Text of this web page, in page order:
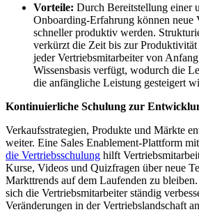
Vorteile: Durch Bereitstellung einer
Onboarding-Erfahrung können neue
schneller produktiv werden.
verkürzt die Zeit bis zur Produktivität
jeder Vertriebsmitarbeiter von
Wissensbasis verfügt, wodurch die
die anfängliche Leistung gesteigert
Kontinuierliche Schulung zur
Verkaufsstrategien, Produkte und Märkte
weiter. Eine Sales Enablement-Plattform
die Vertriebsschulung hilft
Kurse, Videos und Quizfragen über neue
Markttrends auf dem Laufenden zu bleiben.
sich die Vertriebsmitarbeiter ständig
Veränderungen in der Vertriebslandschaft